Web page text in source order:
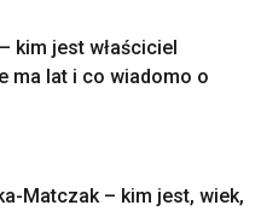
kim jest właściciel
ma lat i co wiadomo o
Matczak – kim jest, wiek,